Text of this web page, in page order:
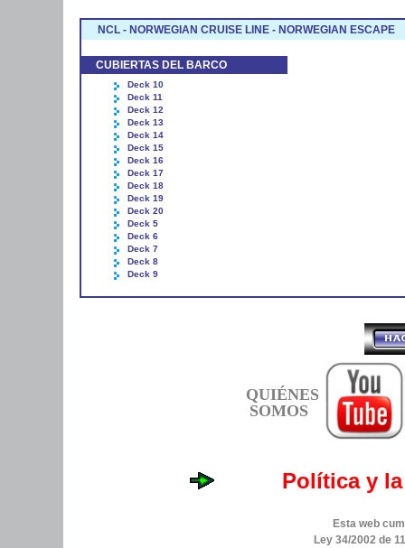
NCL - NORWEGIAN CRUISE LINE - NORWEGIAN ESCAPE
CUBIERTAS DEL BARCO
Deck 10
Deck 11
Deck 12
Deck 13
Deck 14
Deck 15
Deck 16
Deck 17
Deck 18
Deck 19
Deck 20
Deck 5
Deck 6
Deck 7
Deck 8
Deck 9
QUIÉNES
SOMOS
Política y
Esta web
Ley 34/2002 de